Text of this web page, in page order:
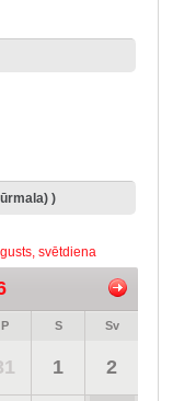
svētdiena
P S Sv
1 2